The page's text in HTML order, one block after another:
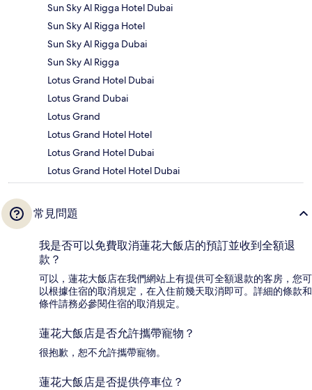
Sun Sky Al Rigga Hotel Dubai
Sun Sky Al Rigga Hotel
Sun Sky Al Rigga Dubai
Sun Sky Al Rigga
Lotus Grand Hotel Dubai
Lotus Grand Dubai
Lotus Grand
Lotus Grand Hotel Hotel
Lotus Grand Hotel Dubai
Lotus Grand Hotel Hotel Dubai
常見問題
我是否可以免費取消蓮花大飯店的預訂並收到全額退
款？
可以，蓮花大飯店在我們網站上有提供可全額退款的客房，您可
以根據住宿的取消規定，在入住前幾天取消即可。詳細的條款和
條件請務必參閱住宿的取消規定。
蓮花大飯店是否允許攜帶寵物？
很抱歉，恕不允許攜帶寵物。
蓮花大飯店是否提供停車位？